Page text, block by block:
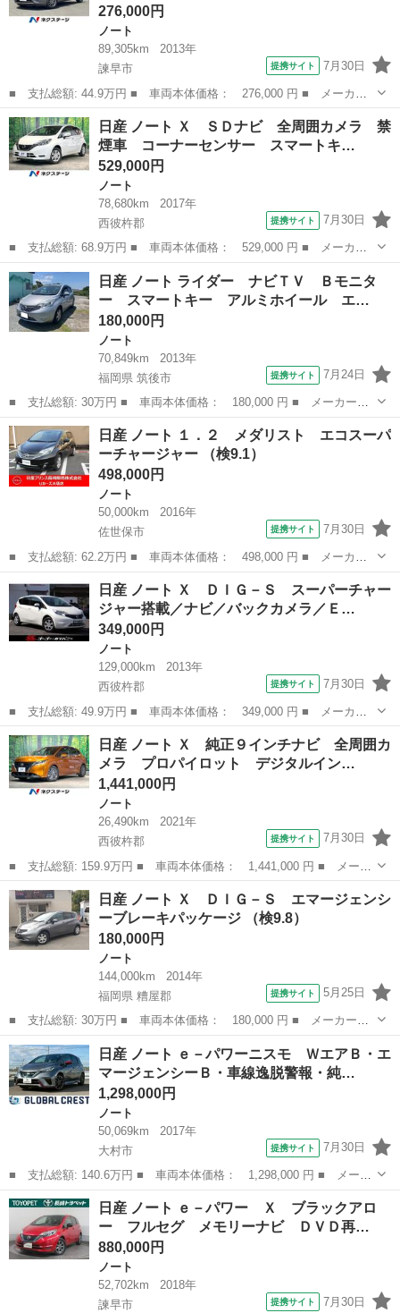
276,000円
ノート
89,305km
2013年
諫早市
提携サイト 7月30日
■ 支払総額: 44.9万円 ■ 車両本体価格： 276,000 円 ■ メーカー
名： 日産 ■ 車種名： ノート ■ グレード名： Ｘ 純正ＳＤナ
ビ バックカメラ 禁煙車 スマートキー ＥＴＣ 純正１５インチ
アルミ オー...
長崎 諫早市 ノート
日産 ノート Ｘ ＳＤナビ 全周囲カメラ 禁
煙車 コーナーセンサー スマートキ…
529,000円
ノート
78,680km
2017年
西彼杵郡
提携サイト 7月30日
■ 支払総額: 68.9万円 ■ 車両本体価格： 529,000 円 ■ メーカー
名： 日産 ■ 車種名： ノート ■ グレード名： Ｘ ＳＤナビ
全周囲カメラ 禁煙車 コーナーセンサー スマートキー ＥＴＣ
オートライト...
長崎 西彼杵郡 ノート
日産 ノート ライダー ナビＴＶ Ｂモニタ
ー スマートキー アルミホイール エ…
180,000円
ノート
70,849km
2013年
福岡県 筑後市
提携サイト 7月24日
■ 支払総額: 30万円 ■ 車両本体価格： 180,000 円 ■ メーカー
名： 日産 ■ 車種名： ノート ■ グレード名： ライダー ナビ
ＴＶ Ｂモニター スマートキー アルミホイール エアコン パワ
ステ パワーウィ...
福岡 筑後市 ノート
日産 ノート １．２ メダリスト エコスーパ
ーチャージャー （検9.1）
498,000円
ノート
50,000km
2016年
佐世保市
提携サイト 7月30日
■ 支払総額: 62.2万円 ■ 車両本体価格： 498,000 円 ■ メーカー
名： 日産 ■ 車種名： ノート ■ グレード名： １．２ メダリ
スト エコスーパーチャージャー ■ 排気量： 1200cc ■ ドア枚
数：...
長崎 佐世保市 ノート
日産 ノート Ｘ ＤＩＧ－Ｓ スーパーチャー
ジャー搭載／ナビ／バックカメラ／Ｅ…
349,000円
ノート
129,000km
2013年
西彼杵郡
提携サイト 7月30日
■ 支払総額: 49.9万円 ■ 車両本体価格： 349,000 円 ■ メーカー
名： 日産 ■ 車種名： ノート ■ グレード名： Ｘ ＤＩＧ－
Ｓ スーパーチャージャー搭載／ナビ／バックカメラ／ＥＴＣ／フル
セグＴＶ／ＣＤ...
長崎 西彼杵郡 ノート
日産 ノート Ｘ 純正９インチナビ 全周囲カ
メラ プロパイロット デジタルイン…
1,441,000円
ノート
26,490km
2021年
西彼杵郡
提携サイト 7月30日
■ 支払総額: 159.9万円 ■ 車両本体価格： 1,441,000 円 ■ メーカ
ー名： 日産 ■ 車種名： ノート ■ グレード名： Ｘ 純正９イ
ンチナビ 全周囲カメラ プロパイロット デジタルインナーミラ
ー 衝突被...
長崎 西彼杵郡 ノート
日産 ノート Ｘ ＤＩＧ－Ｓ エマージェンシ
ーブレーキパッケージ （検9.8）
180,000円
ノート
144,000km
2014年
福岡県 糟屋郡
提携サイト 5月25日
■ 支払総額: 30万円 ■ 車両本体価格： 180,000 円 ■ メーカー
名： 日産 ■ 車種名： ノート ■ グレード名： Ｘ ＤＩＧ－
Ｓ エマージェンシーブレーキパッケージ ■ 排気量： 1200cc ■
ドア枚数...
福岡 糟屋郡 ノート
日産 ノート ｅ－パワーニスモ ＷエアＢ・エ
マージェンシーＢ・車線逸脱警報・純…
1,298,000円
ノート
50,069km
2017年
大村市
提携サイト 7月30日
■ 支払総額: 140.6万円 ■ 車両本体価格： 1,298,000 円 ■ メーカ
ー名： 日産 ■ 車種名： ノート ■ グレード名： ｅ－パワーニ
スモ ＷエアＢ・エマージェンシーＢ・車線逸脱警報・純７型ナビ／
フルセグ...
長崎 大村市 ノート
日産 ノート ｅ－パワー Ｘ ブラックアロ
ー フルセグ メモリーナビ ＤＶＤ再…
880,000円
ノート
52,702km
2018年
諫早市
提携サイト 7月30日